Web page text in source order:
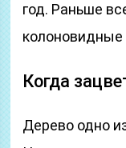
год. Раньше
Когда
Дерево одно